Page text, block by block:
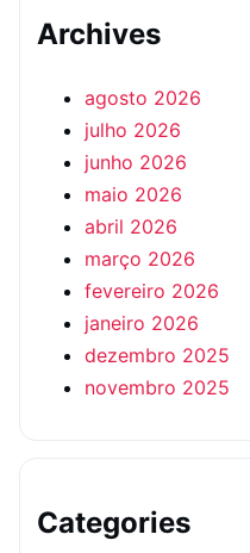
Archives
agosto 2026
julho 2026
junho 2026
maio 2026
abril 2026
março 2026
fevereiro 2026
janeiro 2026
dezembro 2025
novembro 2025
Categories